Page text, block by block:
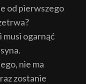
od pierwszego
musi ogarnąć
nie ma
zostanie